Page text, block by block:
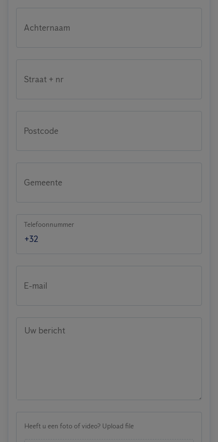
Achternaam
Straat + nr
Postcode
Gemeente
Telefoonnummer
E-mail
Uw bericht
Heeft u een foto of video? Upload file